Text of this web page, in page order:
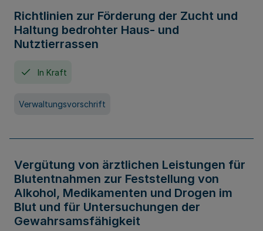
Richtlinien zur Förderung der Zucht und
Haltung bedrohter Haus- und
Nutztierrassen
In Kraft
Verwaltungsvorschrift
Vergütung von ärztlichen Leistungen für
Blutentnahmen zur Feststellung von
Alkohol, Medikamenten und Drogen im
Blut und für Untersuchungen der
Gewahrsamsfähigkeit